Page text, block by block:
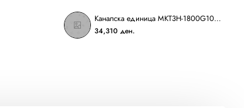
Каналска единица MKT3H-1800G100A
34,310 ден.